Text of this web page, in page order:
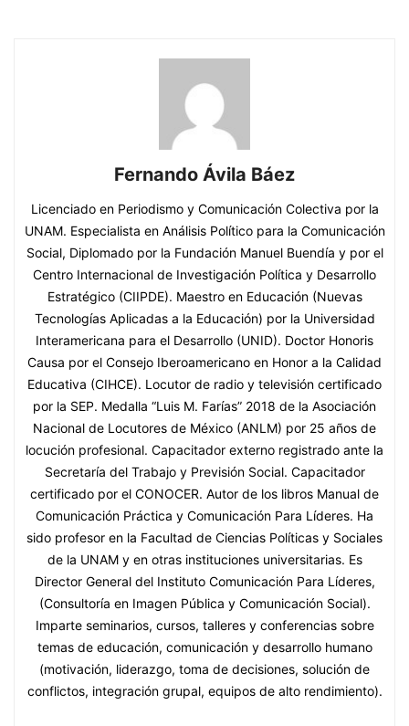
Fernando Ávila Báez
Licenciado en Periodismo y Comunicación Colectiva por la
UNAM. Especialista en Análisis Político para la Comunicación
Social, Diplomado por la Fundación Manuel Buendía y por el
Centro Internacional de Investigación Política y Desarrollo
Estratégico (CIIPDE). Maestro en Educación (Nuevas
Tecnologías Aplicadas a la Educación) por la Universidad
Interamericana para el Desarrollo (UNID). Doctor Honoris
Causa por el Consejo Iberoamericano en Honor a la Calidad
Educativa (CIHCE). Locutor de radio y televisión certificado
por la SEP. Medalla “Luis M. Farías” 2018 de la Asociación
Nacional de Locutores de México (ANLM) por 25 años de
locución profesional. Capacitador externo registrado ante la
Secretaría del Trabajo y Previsión Social. Capacitador
certificado por el CONOCER. Autor de los libros Manual de
Comunicación Práctica y Comunicación Para Líderes. Ha
sido profesor en la Facultad de Ciencias Políticas y Sociales
de la UNAM y en otras instituciones universitarias. Es
Director General del Instituto Comunicación Para Líderes,
(Consultoría en Imagen Pública y Comunicación Social).
Imparte seminarios, cursos, talleres y conferencias sobre
temas de educación, comunicación y desarrollo humano
(motivación, liderazgo, toma de decisiones, solución de
conflictos, integración grupal, equipos de alto rendimiento).